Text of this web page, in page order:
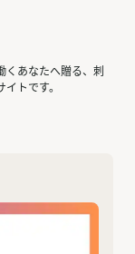
くあなたへ贈る、刺
トです。